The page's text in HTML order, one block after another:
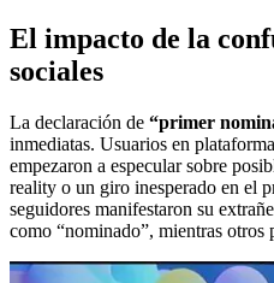
El impacto de la
sociales
La declaración de “primer
inmediatas. Usuarios en
empezaron a especular sobre
reality o un giro inesperado en el
seguidores manifestaron su
como “nominado”, mientras